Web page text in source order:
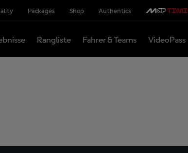
Packages Shop Authentics
Rangliste Fahrer & Teams VideoPass